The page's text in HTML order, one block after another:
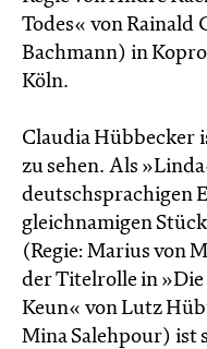
Todes« von Rainald
Bachmann) in
Köln.
Claudia Hübbecker
zu sehen. Als
deutschsprachigen
gleichnamigen
(Regie: Marius von
der Titelrolle in
Keun« von Lutz
Mina Salehpour) ist